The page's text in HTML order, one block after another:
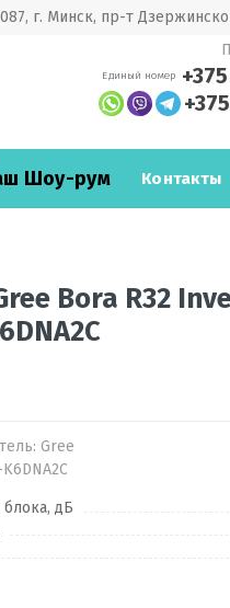
г. Минск, пр-т
Единый номер
Шоу-рум Контакты
Bora R32
Gree
дБ